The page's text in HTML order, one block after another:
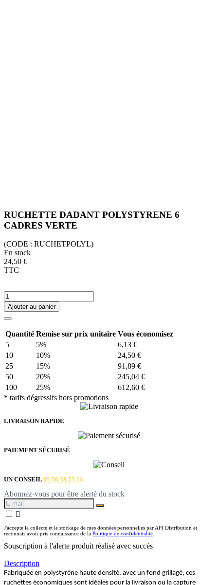
RUCHETTE DADANT POLYSTYRENE 6
CADRES VERTE
(CODE : RUCHETPOLYL)
En stock
24,50 €
TTC
Ajouter au panier
Quantité Remise sur prix unitaire Vous économisez
5
5%
6,13 €
10
10%
24,50 €
25
15%
91,89 €
50
20%
245,04 €
100
25%
612,60 €
* tarifs dégressifs hors promotions
LIVRAISON RAPIDE
PAIEMENT SÉCURISÉ
UN CONSEIL 05 56 39 75 14
Abonnez-vous pour être alerté du stock

J'accepte la collecte et le stockage de mes données personnelles par API Distribution et
reconnais avoir pris connaissance de la Politique de confidentialité.
Souscription à l'alerte produit réalisé avec succès
Description
Fabriquée en polystyrène haute densité, avec un fond grillagé, ces
ruchettes économiques sont idéales pour la livraison ou la capture